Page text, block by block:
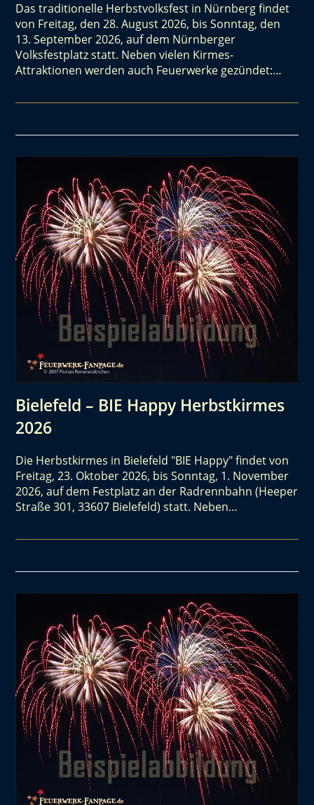
Das traditionelle Herbstvolksfest in Nürnberg findet
von Freitag, den 28. August 2026, bis Sonntag, den
13. September 2026, auf dem Nürnberger
Volksfestplatz statt. Neben vielen Kirmes-
Attraktionen werden auch Feuerwerke gezündet:…
Bielefeld – BIE Happy Herbstkirmes
2026
Die Herbstkirmes in Bielefeld "BIE Happy" findet von
Freitag, 23. Oktober 2026, bis Sonntag, 1. November
2026, auf dem Festplatz an der Radrennbahn (Heeper
Straße 301, 33607 Bielefeld) statt. Neben…